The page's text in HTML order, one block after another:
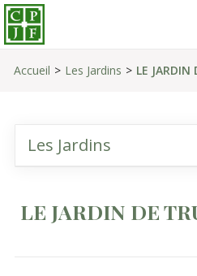
Accueil Les Jardins LE JARDIN
Les Jardins
LE JARDIN DE